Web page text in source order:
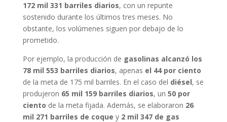
172 mil 331 barriles diarios, con un repunte
sostenido durante los últimos tres meses. No
obstante, los volúmenes siguen por debajo de lo
prometido.
Por ejemplo, la producción de gasolinas alcanzó los
78 mil 553 barriles diarios, apenas el 44 por ciento
de la meta de 175 mil barriles. En el caso del diésel, se
produjeron 65 mil 159 barriles diarios, un 50 por
ciento de la meta fijada. Además, se elaboraron 26
mil 271 barriles de coque y 2 mil 347 de gas